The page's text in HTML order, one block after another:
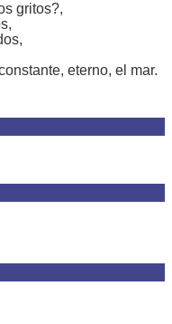
gritos?,
eterno, el mar.